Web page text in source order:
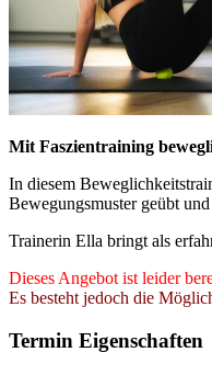
Mit Faszientraining
In diesem
Bewegungsmuster geübt
Trainerin Ella bringt als
Dieses Angebot ist leider
Es besteht jedoch die
Termin Eigenschaften